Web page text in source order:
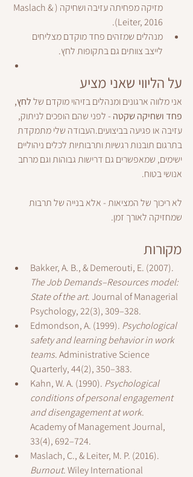
מזיקה מפחיתה עזיבה ושחיקה (Maslach &
Leiter, 2016).
מנהלים שמזהים פחד מוקדם מצליחים
לייצב צוותים גם בתקופות לחץ.
על הליווי שאני מציע
אני מלווה ארגונים ומנהלים בזיהוי מוקדם של לחץ,
פחד ושחיקה שקטה - לפני שהם הופכים לניתוק,
עזיבה או פגיעה בביצועים.העבודה שלי מתמקדת
בתרגום תובנות רגשיות ותרבותיות לכלים ניהוליים
ישימים, שמאפשרים גם דרישות גבוהות וגם מרחב
אנושי בטוח.
לא ריכוך של המציאות - אלא בנייה של תרבות
שמחזיקה לאורך זמן.
מקורות
Bakker, A. B., & Demerouti, E. (2007).
The Job Demands–Resources model:
State of the art. Journal of Managerial
Psychology, 22(3), 309–328.
Edmondson, A. (1999). Psychological
safety and learning behavior in work
teams. Administrative Science
Quarterly, 44(2), 350–383.
Kahn, W. A. (1990). Psychological
conditions of personal engagement
and disengagement at work.
Academy of Management Journal,
33(4), 692–724.
Maslach, C., & Leiter, M. P. (2016).
Burnout. Wiley International